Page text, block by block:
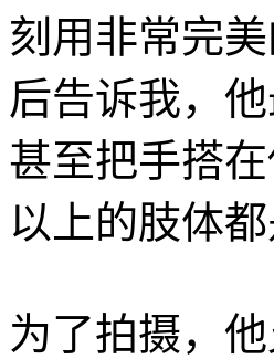
刻用非常完
后告诉我，
甚至把手搭
以上的肢体
为了拍摄，